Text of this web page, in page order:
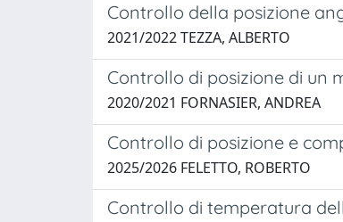
Controllo della posizione
2021/2022 TEZZA, ALBERTO
Controllo di posizione di un
2020/2021 FORNASIER, ANDREA
Controllo di posizione e
2025/2026 FELETTO, ROBERTO
Controllo di temperatura